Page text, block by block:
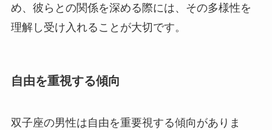
め、彼らとの関係を深める際には、その多様性を
理解し受け入れることが大切です。
自由を重視する傾向
双子座の男性は自由を重要視する傾向がありま